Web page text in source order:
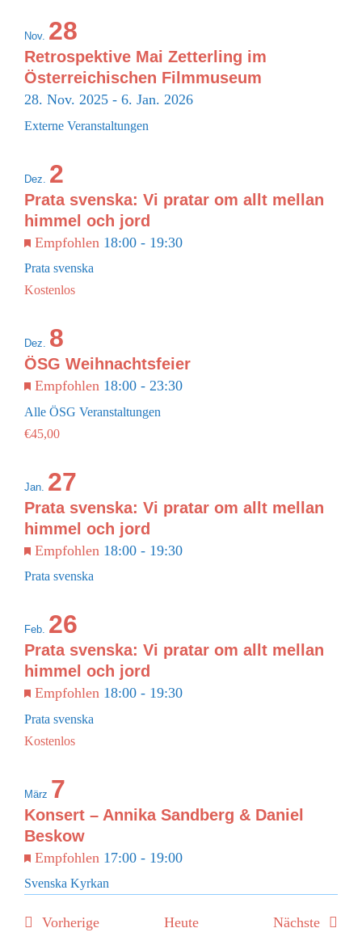
Nov. 28
Retrospektive Mai Zetterling im
Österreichischen Filmmuseum
28. Nov. 2025 - 6. Jan. 2026
Externe Veranstaltungen
Dez. 2
Prata svenska: Vi pratar om allt mellan
himmel och jord
Empfohlen 18:00 - 19:30
Prata svenska
Kostenlos
Dez. 8
ÖSG Weihnachtsfeier
Empfohlen 18:00 - 23:30
Alle ÖSG Veranstaltungen
€45,00
Jan. 27
Prata svenska: Vi pratar om allt mellan
himmel och jord
Empfohlen 18:00 - 19:30
Prata svenska
Feb. 26
Prata svenska: Vi pratar om allt mellan
himmel och jord
Empfohlen 18:00 - 19:30
Prata svenska
Kostenlos
März 7
Konsert – Annika Sandberg & Daniel
Beskow
Empfohlen 17:00 - 19:00
Svenska Kyrkan
VorherigeVeranstaltungen
Heute Nächste